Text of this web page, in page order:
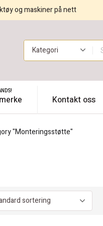
og maskiner på nett
Kontakt oss
"Monteringsstøtte"